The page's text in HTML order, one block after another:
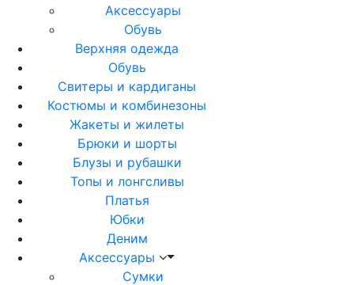
Аксессуары
Обувь
Верхняя одежда
Обувь
Свитеры и кардиганы
Костюмы и комбинезоны
Жакеты и жилеты
Брюки и шорты
Блузы и рубашки
Топы и лонгсливы
Платья
Юбки
Деним
Аксессуары
Сумки